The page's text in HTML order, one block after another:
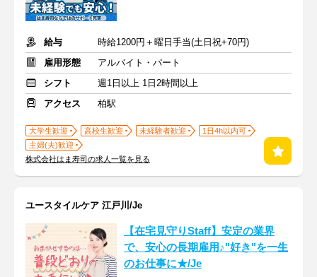
給与
時給1200円＋曜日手当(土日祝+70円)
雇用形態
アルバイト・パート
シフト
週1日以上 1日2時間以上
アクセス
柏駅
大学生歓迎 高校生歓迎 未経験者歓迎
1日4h以内可
主婦(夫)歓迎
株式会社はま寿司の求人一覧を見る
ユースタイルケア 江戸川/Je
【在宅見守りStaff】安定の業界
で、安心の長期雇用♪"好き"を一生
のお仕事に★/Je